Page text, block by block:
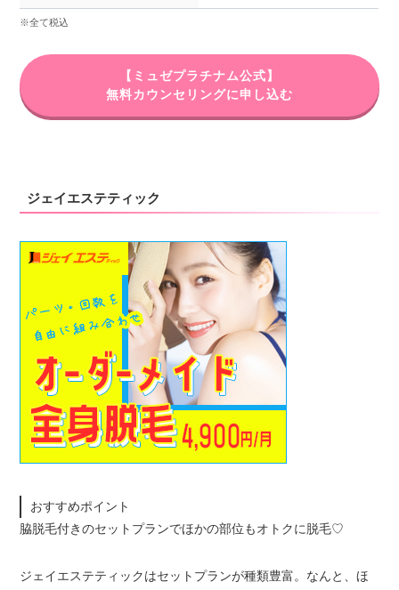
※全て税込
【ミュゼプラチナム公式】
無料カウンセリングに申し込む
ジェイエステティック
おすすめポイント
脇脱毛付きのセットプランでほかの部位もオトクに脱毛♡
ジェイエステティックはセットプランが種類豊富。なんと、ほ